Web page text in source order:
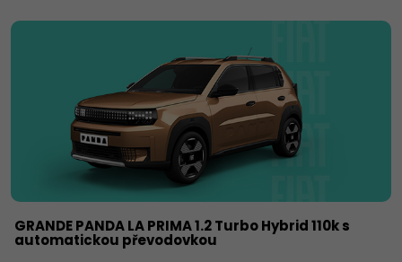
GRANDE PANDA LA PRIMA 1.2 Turbo Hybrid 110k s
automatickou převodovkou